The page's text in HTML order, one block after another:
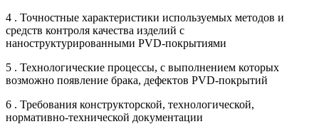
4 . Точностные характеристики используемых методов и
средств контроля качества изделий с
наноструктурированными PVD-покрытиями
5 . Технологические процессы, с выполнением которых
возможно появление брака, дефектов PVD-покрытий
6 . Требования конструкторской, технологической,
нормативно-технической документации